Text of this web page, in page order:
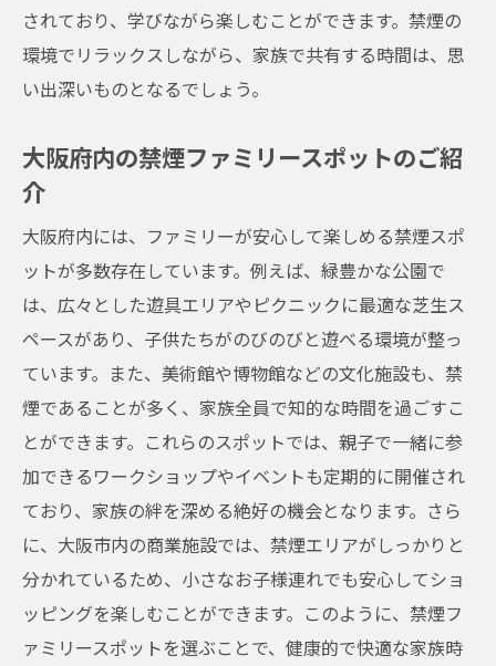
されており、学びながら楽しむことができます。禁煙の
環境でリラックスしながら、家族で共有する時間は、思
い出深いものとなるでしょう。
大阪府内の禁煙ファミリースポットのご紹
介
大阪府内には、ファミリーが安心して楽しめる禁煙スポ
ットが多数存在しています。例えば、緑豊かな公園で
は、広々とした遊具エリアやピクニックに最適な芝生ス
ペースがあり、子供たちがのびのびと遊べる環境が整っ
ています。また、美術館や博物館などの文化施設も、禁
煙であることが多く、家族全員で知的な時間を過ごすこ
とができます。これらのスポットでは、親子で一緒に参
加できるワークショップやイベントも定期的に開催され
ており、家族の絆を深める絶好の機会となります。さら
に、大阪市内の商業施設では、禁煙エリアがしっかりと
分かれているため、小さなお子様連れでも安心してショ
ッピングを楽しむことができます。このように、禁煙フ
ァミリースポットを選ぶことで、健康的で快適な家族時